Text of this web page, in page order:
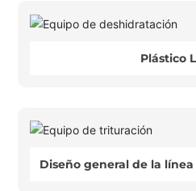
Plástico
Diseño general de la línea